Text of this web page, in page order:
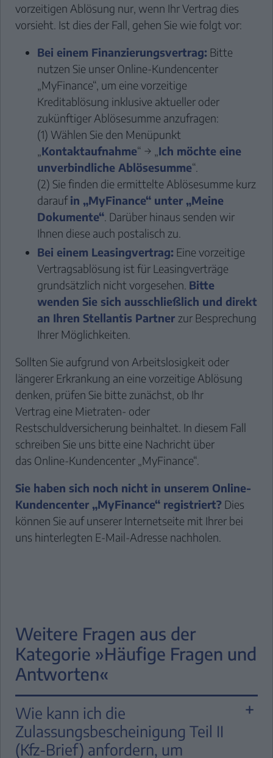
Suche
vorzeitigen Ablösung nur, wenn Ihr Vertrag dies
vorsieht. Ist dies der Fall, gehen Sie wie folgt vor:
Bei einem Finanzierungsvertrag: Bitte
nutzen Sie unser Online-Kundencenter
„MyFinance“ , um eine vorzeitige
Kreditablösung inklusive aktueller oder
zukünftiger Ablösesumme anzufragen:
(1) Wählen Sie den Menüpunkt
Kontaktaufnahme“ → „ Ich möchte eine
unverbindliche Ablösesumme“.
(2) Sie finden die ermittelte Ablösesumme kurz
daraufin „MyFinance“ unter „Meine
Dokumente“ . Darüber hinaus senden wir
Ihnen diese auch postalisch zu.
Bei einem Leasingvertrag: Eine vorzeitige
Vertragsablösung ist für Leasingverträge
grundsätzlich nicht vorgesehen. Bitte
wenden Sie sich ausschließlich und direkt
an Ihren Stellantis Partner zur Besprechung
Ihrer Möglichkeiten.
Sollten Sie aufgrund von Arbeitslosigkeit oder
längerer Erkrankung an eine vorzeitige Ablösung
denken, prüfen Sie bitte zunächst, ob Ihr
Vertrag eine Mietraten- oder
Restschuldversicherung beinhaltet. In diesem Fall
schreiben Sie uns bitte eine Nachricht über
das Online-Kundencenter „MyFinance“
Sie haben sich noch nicht in unserem Online-
Kundencenter „MyFinance“ registriert? Dies
können Sie auf unserer Internetseite mit Ihrer bei
uns hinterlegten E-Mail-Adresse nachholen.
Weitere Fragen aus der
Kategorie »Häufige Fragen und
Antworten«
Wie kann ich die
Zulassungsbescheinigung Teil II
(Kfz-Brief) anfordern, um